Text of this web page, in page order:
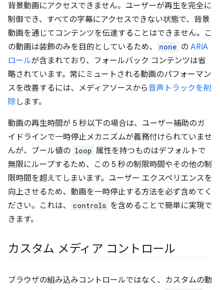
背景動画にアクセスできません。ユーザーが再生を完全に
制御でき、すべての字幕にアクセスできない状態で、背景
動画を通じてコンテンツを伝達することはできません。こ
の動画は装飾のみを目的としているため、
none の ARIA
ロールが含まれており、フォールバック コンテンツは省
略されています。常にミュートされる動画のパフォーマン
スを改善するには、メディアソースから音声トラックを削
除します。
動画の再生時間が 5 秒以下の場合は、ユーザー補助のガ
イドラインで一時停止メカニズムが義務付けられていませ
んが、ブール値の loop 属性を持つものはデフォルトで
無限にループするため、この 5 秒の制限時間やその他の制
限時間を超えてしまいます。ユーザー エクスペリエンスを
向上させるため、動画を一時停止する方法を必ず含めてく
ださい。これは、
controls を含めることで簡単に実現で
きます。
カスタム メディア コントロール
ブラウザの組み込みコントロールではなく、カスタムの動